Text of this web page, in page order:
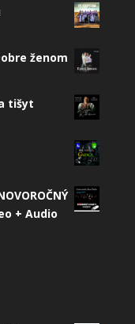
ženom
tišyt
+ Audio